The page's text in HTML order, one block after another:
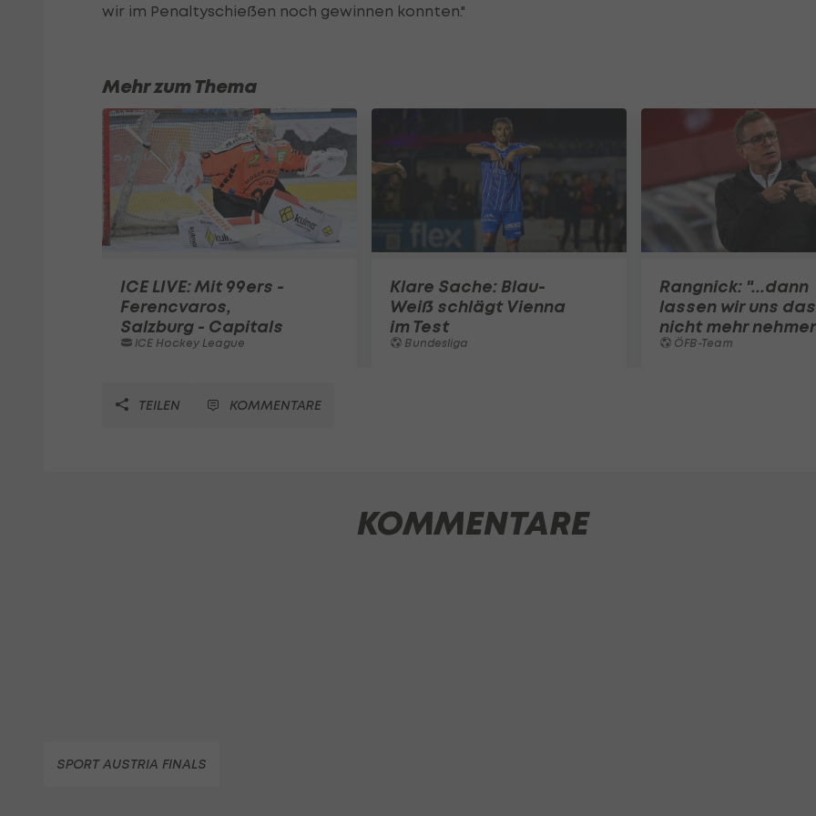
wir im Penaltyschießen noch gewinnen konnten."
Mehr zum Thema
ICE LIVE: Mit 99ers -
Ferencvaros,
Salzburg - Capitals
ICE Hockey League
Klare Sache: Blau-
Weiß schlägt Vienna
im Test
Bundesliga
Rangnick: "...dann
lassen wir uns das
nicht mehr
ÖFB-Team
TEILEN KOMMENTARE
KOMMENTARE
SPORT AUSTRIA FINALS